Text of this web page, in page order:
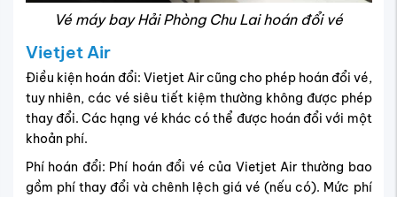
Vé máy bay Hải Phòng Chu Lai hoán đổi vé
Vietjet Air
Điều kiện hoán đổi: Vietjet Air cũng cho phép hoán đổi vé,
tuy nhiên, các vé siêu tiết kiệm thường không được phép
thay đổi. Các hạng vé khác có thể được hoán đổi với một
khoản phí.
Phí hoán đổi: Phí hoán đổi vé của Vietjet Air thường bao
gồm phí thay đổi và chênh lệch giá vé (nếu có). Mức phí